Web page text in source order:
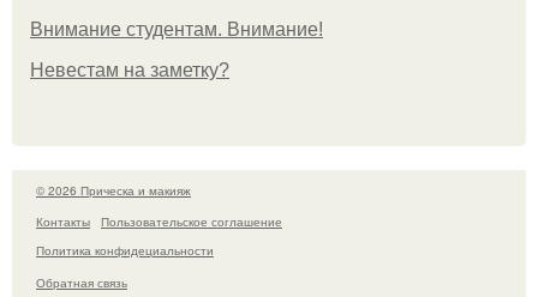
Внимание студентам. Внимание!
Невестам на заметку?
© 2026 Прическа и макияж
Контакты
Пользовательское соглашение
Политика конфидециальности
Обратная связь